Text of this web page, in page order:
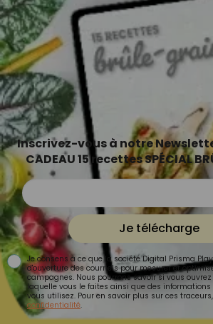
Inscrivez-vous à notre
CADEAU 15 recettes SPÉCIAL
Je télécharge
Je consens à ce que la société Digital Prisma
d'ouverture des courriels pour mesurer et
campagnes. Nous pourrons savoir si vous
laquelle vous le faites ainsi que des
vous utilisez. Pour en savoir plus sur ces
confidentialité.